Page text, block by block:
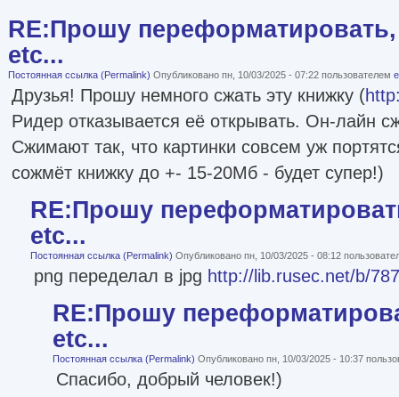
RE:Прошу переформатировать,
etc...
Постоянная ссылка (Permalink) Опубликовано пн, 10/03/2025 - 07:22 пользователем
Друзья! Прошу немного сжать эту книжку (
Ридер отказывается её открывать. Он-лайн
Сжимают так, что картинки совсем уж
сожмёт книжку до +- 15-20Мб - будет супер!)
RE:Прошу
etc...
Постоянная ссылка (Permalink) Опубликовано пн, 10/03/2025 - 08:12
png переделал в jpg http://lib.rusec.net/b/
RE:Прошу
etc...
Постоянная ссылка (Permalink) Опубликовано пн, 10/03/2025 - 10:37
Спасибо, добрый человек!)